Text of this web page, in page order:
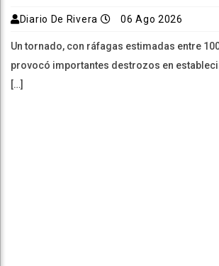
Diario De Rivera 06 Ago 2026
Un tornado, con ráfagas estimadas entre
provocó importantes destrozos en
[…]